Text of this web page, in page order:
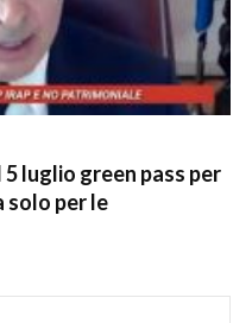
luglio green pass per
solo per le